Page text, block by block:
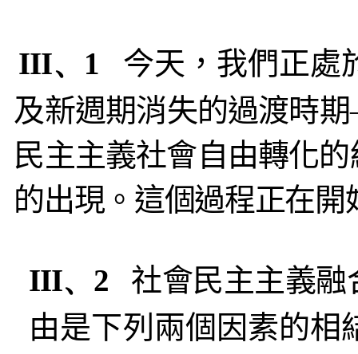
III、1
今天，我們正處
及新週期消失的過渡時期
民主主義社會自由轉化
的出現。這個過程正在開
III、2
社會民主主義
由是下列兩個因素的相